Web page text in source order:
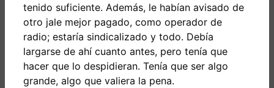
tenido suficiente. Además, le habían avisado de
otro jale mejor pagado, como operador de
radio; estaría sindicalizado y todo. Debía
largarse de ahí cuanto antes, pero tenía que
hacer que lo despidieran. Tenía que ser algo
grande, algo que valiera la pena.